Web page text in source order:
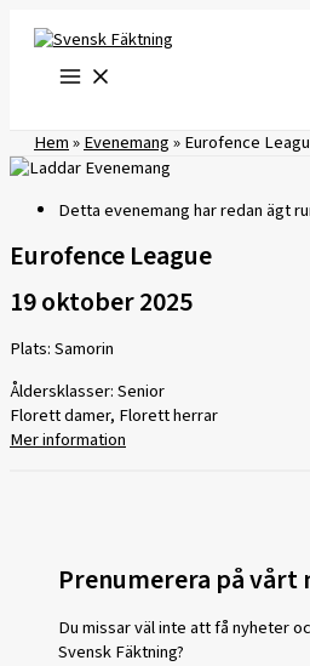
innehåll
Hem»Evenemang»Eurofence
Detta evenemang har redan ägt
Eurofence League
19 oktober 2025
Plats: Samorin
Åldersklasser: Senior
Florett damer, Florett herrar
Mer information
Prenumerera på vårt
Du missar väl inte att få nyheter
Svensk Fäktning?